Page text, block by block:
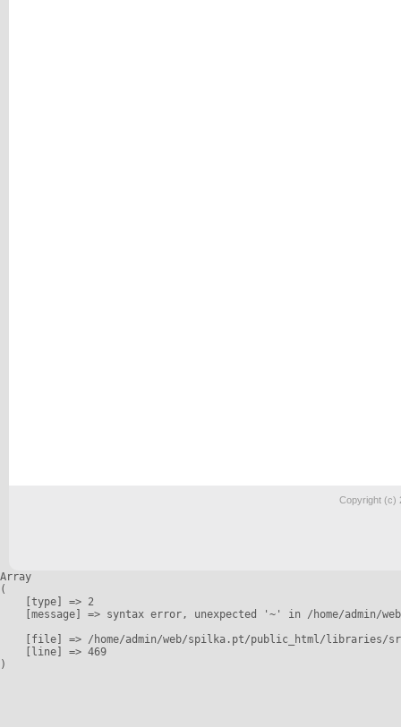
Copyright (c)
Array
(
    [type] => 2
[message] => syntax error, unexpected '~' in /home/admin/
[file] => /home/admin/web/spilka.pt/public_html/libraries/
    [line] => 469